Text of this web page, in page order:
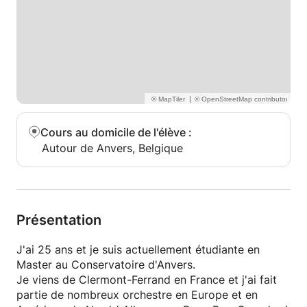
|
Cours au domicile de l'élève :
Autour de Anvers, Belgique
Présentation
J'ai 25 ans et je suis actuellement étudiante en
Master au Conservatoire d'Anvers.
Je viens de Clermont-Ferrand en France et j'ai fait
partie de nombreux orchestre en Europe et en